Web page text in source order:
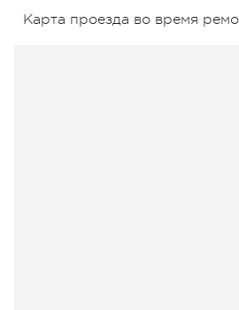
Карта проезда во время